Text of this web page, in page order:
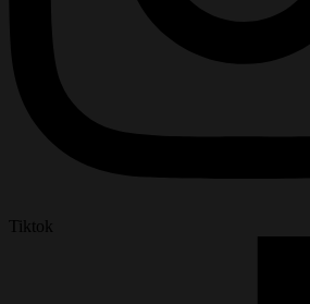
Tiktok